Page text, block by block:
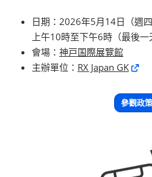
日期：2026年5月14日（週
上午10時至下午6時（最後一
會場： 神戸国際展覽館
主辦單位： RX Japan GK
參觀政策